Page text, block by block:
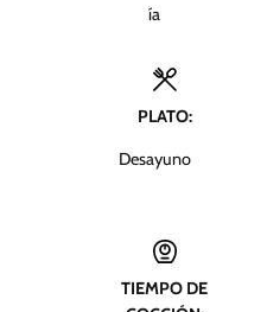
ía
PLATO:
Desayuno
TIEMPO DE